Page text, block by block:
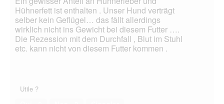
Hühnerfett ist enthalten . Unser Hund verträgt
selber kein Geflügel… das fällt allerdings
wirklich nicht ins Gewicht bei diesem Futter ….
Die Rezession mit dem Durchfall , Blut im Stuhl
etc. kann nicht von diesem Futter kommen .
Utile ?